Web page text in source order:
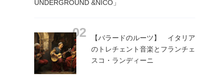
UNDERGROUND &NICO」
【バラードのルーツ】 イタリア
のトレチェント音楽とフランチェ
スコ・ランディーニ